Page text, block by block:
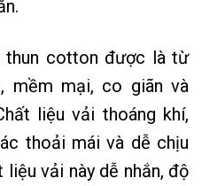
thun cotton được là từ
mềm mại, co giãn và
liệu vải thoáng khí,
thoải mái và dễ chịu
liệu vải này dễ nhắn, độ